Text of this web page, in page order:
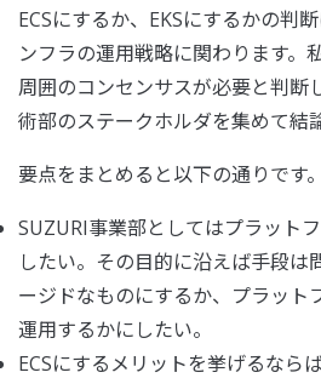
ECSにするか、EKSにするかの判
ンフラの運用戦略に関わります。
周囲のコンセンサスが必要と判断
術部のステークホルダを集めて結
要点をまとめると以下の通りです。
SUZURI事業部としてはプラット
したい。その目的に沿えば手段は
ージドなものにするか、プラット
運用するかにしたい。
ECSにするメリットを挙げるなら